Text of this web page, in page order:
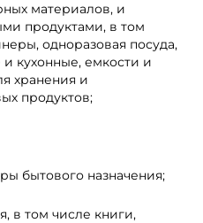
материалов, и
продуктами, в том
одноразовая посуда,
кухонные, емкости и
хранения и
продуктов;
бытового назначения;
в том числе книги,